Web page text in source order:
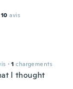
10 avis
· 1 chargements
I thought